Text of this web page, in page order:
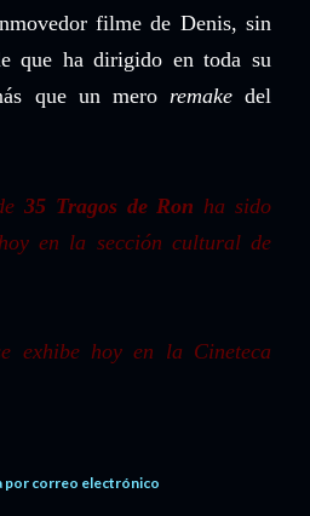
filme de Denis, sin
que ha dirigido en toda su
que un mero remakedel
35 Tragos de Ron ha sido
en la sección cultural de
exhibe hoy en la Cineteca
por correo electrónico